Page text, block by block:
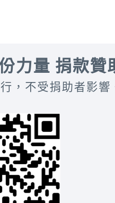
力量 捐款贊
，不受捐助者影響